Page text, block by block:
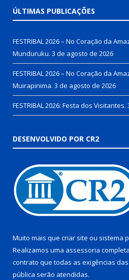
ÚLTIMAS PUBLICAÇÕES
FESTRIBAL 2026 – No Coração da
Munduruku. 3 de agosto de 2026
FESTRIBAL 2026 – No Coração da
Muirapinima. 3 de agosto de 2026
FESTRIBAL 2026: Festa dos Visitantes.
DESENVOLVIDO POR CR2
Muito mais que criar site ou sistema
Realizamos uma assessoria
contrato que todas as exigências das
pública serão atendidas.